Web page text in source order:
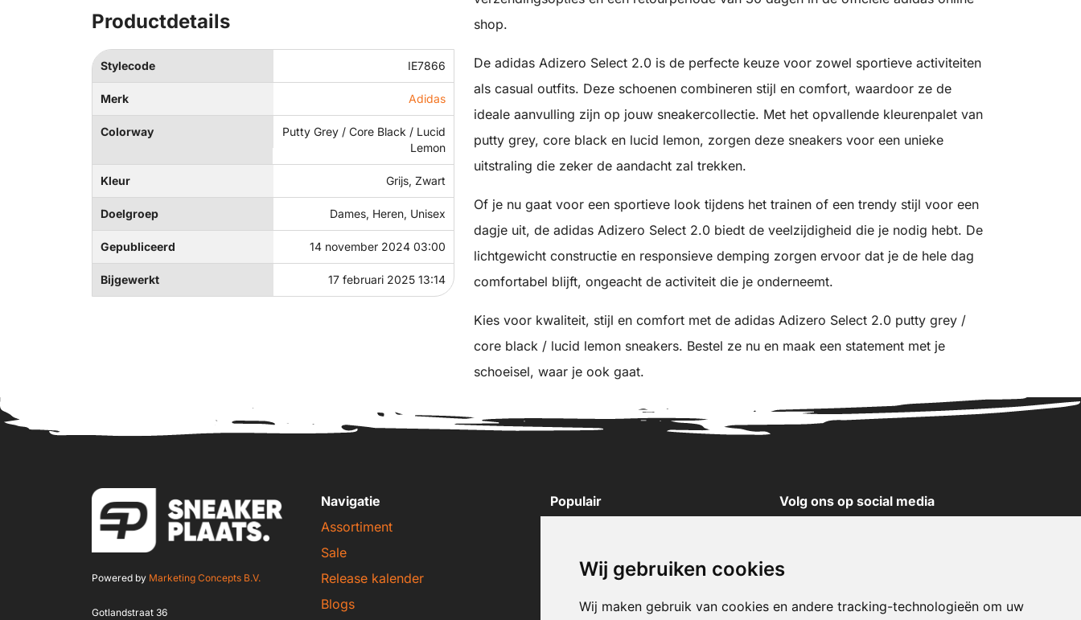
Wij gebruiken cookies
Wij maken gebruik van cookies en andere tracking-technologieën om uw
Productdetails
Stylecode IE7866
Merk Adidas
Colorway
Putty Grey / Core Black / Lucid
Lemon
Kleur Grijs, Zwart
Doelgroep Dames, Heren, Unisex
Gepubliceerd 14 november 2024 03:00
Bijgewerkt 17 februari 2025 13:14
shop.
De adidas Adizero Select 2.0 is de perfecte keuze voor zowel sportieve activiteiten
als casual outfits. Deze schoenen combineren stijl en comfort, waardoor ze de
ideale aanvulling zijn op jouw sneakercollectie. Met het opvallende kleurenpalet van
putty grey, core black en lucid lemon, zorgen deze sneakers voor een unieke
uitstraling die zeker de aandacht zal trekken.
Of je nu gaat voor een sportieve look tijdens het trainen of een trendy stijl voor een
dagje uit, de adidas Adizero Select 2.0 biedt de veelzijdigheid die je nodig hebt. De
lichtgewicht constructie en responsieve demping zorgen ervoor dat je de hele dag
comfortabel blijft, ongeacht de activiteit die je onderneemt.
Kies voor kwaliteit, stijl en comfort met de adidas Adizero Select 2.0 putty grey /
core black / lucid lemon sneakers. Bestel ze nu en maak een statement met je
schoeisel, waar je ook gaat.
Powered by Marketing Concepts B.V.
Gotlandstraat 36
Navigatie
Assortiment
Sale
Release kalender
Blogs
Populair
New Balance sneakers
Puma sneakers
Volg ons op social media
X